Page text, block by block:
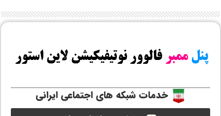
خدمات شبکه های اجتماعی ایرانی